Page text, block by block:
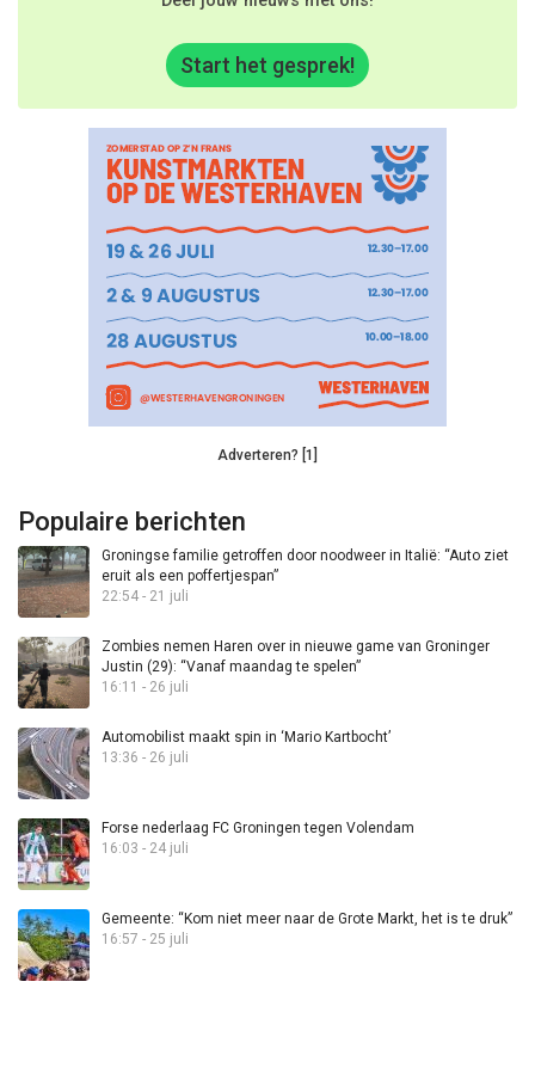
Start het gesprek!
Adverteren? [1]
Populaire berichten
Groningse familie getroffen door noodweer in Italië: “Auto ziet
eruit als een poffertjespan”
22:54 - 21 juli
Zombies nemen Haren over in nieuwe game van Groninger
Justin (29): “Vanaf maandag te spelen”
16:11 - 26 juli
Automobilist maakt spin in ‘Mario Kartbocht’
13:36 - 26 juli
Forse nederlaag FC Groningen tegen Volendam
16:03 - 24 juli
Gemeente: “Kom niet meer naar de Grote Markt, het is te druk”
16:57 - 25 juli